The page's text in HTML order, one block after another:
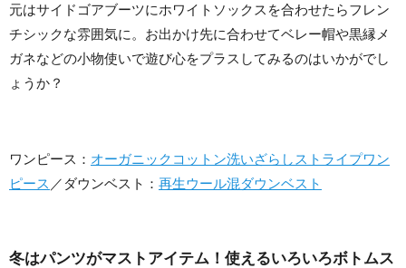
元はサイドゴアブーツにホワイトソックスを合わせたらフレン
チシックな雰囲気に。お出かけ先に合わせてベレー帽や黒縁メ
ガネなどの小物使いで遊び心をプラスしてみるのはいかがでし
ょうか？
ワンピース： オーガニックコットン洗いざらしストライプワン
ピース ／ダウンベスト： 再生ウール混ダウンベスト
冬はパンツがマストアイテム！使えるいろいろボトムス